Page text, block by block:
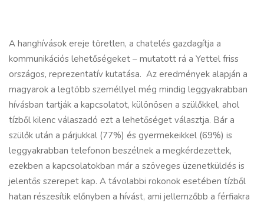
A hanghívások ereje töretlen, a chatelés gazdagítja a
kommunikációs lehetőségeket – mutatott rá a Yettel friss
országos, reprezentatív kutatása. Az eredmények alapján a
magyarok a legtöbb személlyel még mindig leggyakrabban
hívásban tartják a kapcsolatot, különösen a szülőkkel, ahol
tízből kilenc válaszadó ezt a lehetőséget választja. Bár a
szülők után a párjukkal (77%) és gyermekeikkel (69%) is
leggyakrabban telefonon beszélnek a megkérdezettek,
ezekben a kapcsolatokban már a szöveges üzenetküldés is
jelentős szerepet kap. A távolabbi rokonok esetében tízből
hatan részesítik előnyben a hívást, ami jellemzőbb a férfiakra